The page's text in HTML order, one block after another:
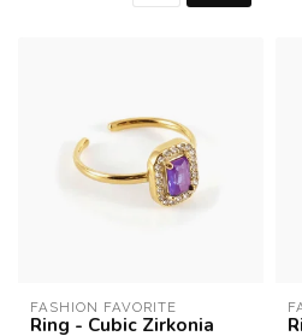
FASHION FAVORITE
Ring - Cubic Zirkonia